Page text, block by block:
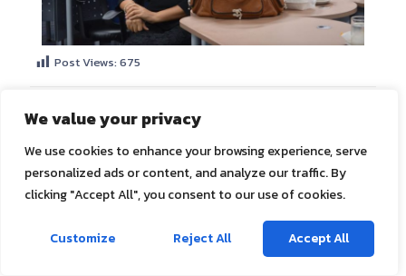
We value your privacy
We use cookies to enhance your browsing experience, serve
personalized ads or content, and analyze our traffic. By
clicking "Accept All", you consent to our use of cookies.
Customize Reject All Accept All
Post Views: 675
Share
กรกนก ศรีมุข
ติดต่อเรา
Open